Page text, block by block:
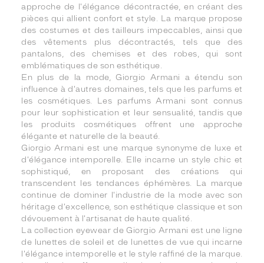
approche de l'élégance décontractée, en créant des
pièces qui allient confort et style. La marque propose
des costumes et des tailleurs impeccables, ainsi que
des vêtements plus décontractés, tels que des
pantalons, des chemises et des robes, qui sont
emblématiques de son esthétique.
En plus de la mode, Giorgio Armani a étendu son
influence à d'autres domaines, tels que les parfums et
les cosmétiques. Les parfums Armani sont connus
pour leur sophistication et leur sensualité, tandis que
les produits cosmétiques offrent une approche
élégante et naturelle de la beauté.
Giorgio Armani est une marque synonyme de luxe et
d'élégance intemporelle. Elle incarne un style chic et
sophistiqué, en proposant des créations qui
transcendent les tendances éphémères. La marque
continue de dominer l'industrie de la mode avec son
héritage d'excellence, son esthétique classique et son
dévouement à l'artisanat de haute qualité.
La collection eyewear de Giorgio Armani est une ligne
de lunettes de soleil et de lunettes de vue qui incarne
l'élégance intemporelle et le style raffiné de la marque.